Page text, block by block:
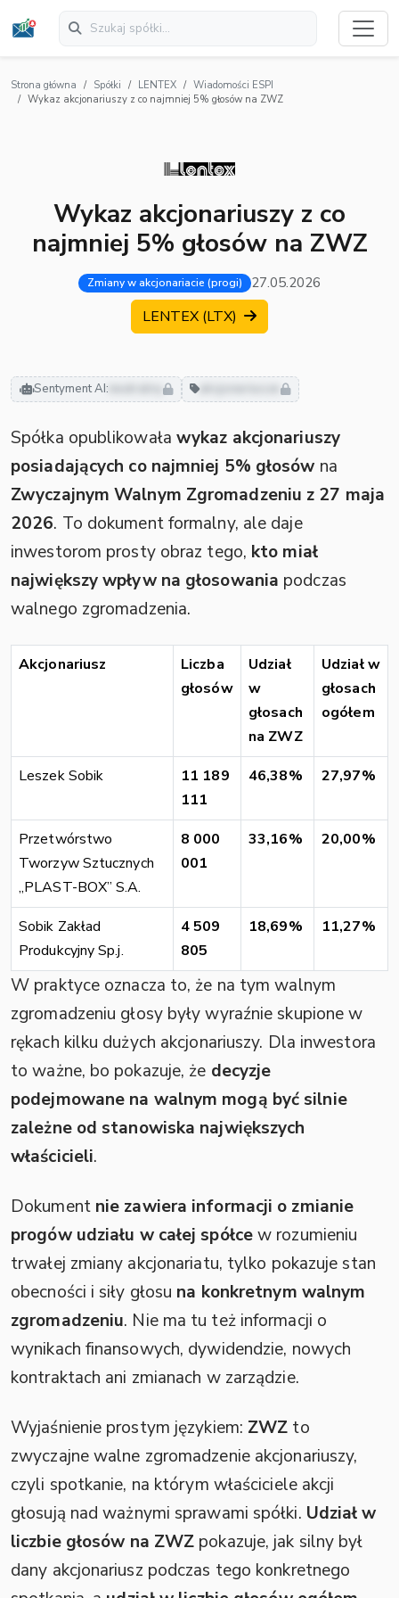
Strona główna Spółki LENTEX
Wiadomości ESPI
Wykaz akcjonariuszy z co najmniej 5% głosów na ZWZ
Wykaz akcjonariuszy z co
najmniej 5% głosów na ZWZ
Zmiany w akcjonariacie (progi) 27.05.2026
LENTEX (LTX)
Sentyment AI: neutralny
Spółka opublikowała wykaz akcjonariuszy
posiadających co najmniej 5% głosów na
Zwyczajnym Walnym Zgromadzeniu z 27 maja
2026. To dokument formalny, ale daje
inwestorom prosty obraz tego, kto miał
największy wpływ na głosowania podczas
walnego zgromadzenia.
Akcjonariusz
Liczba
głosów
Udział
w
głosach
na ZWZ
Udział w
głosach
ogółem
Leszek Sobik
11 189
111
46,38% 27,97%
Przetwórstwo
Tworzyw Sztucznych
„PLAST-BOX” S.A.
8 000
001
33,16% 20,00%
Sobik Zakład
Produkcyjny Sp.j.
4 509
805
18,69% 11,27%
W praktyce oznacza to, że na tym walnym
zgromadzeniu głosy były wyraźnie skupione w
rękach kilku dużych akcjonariuszy. Dla inwestora
to ważne, bo pokazuje, że decyzje
podejmowane na walnym mogą być silnie
zależne od stanowiska największych
właścicieli.
Dokument nie zawiera informacji o zmianie
progów udziału w całej spółcew rozumieniu
trwałej zmiany akcjonariatu, tylko pokazuje stan
obecności i siły głosu na konkretnym walnym
zgromadzeniu. Nie ma tu też informacji o
wynikach finansowych, dywidendzie, nowych
kontraktach ani zmianach w zarządzie.
Wyjaśnienie prostym językiem: ZWZ to
zwyczajne walne zgromadzenie akcjonariuszy,
czyli spotkanie, na którym właściciele akcji
głosują nad ważnymi sprawami spółki. Udział w
liczbie głosów na ZWZ pokazuje, jak silny był
dany akcjonariusz podczas tego konkretnego